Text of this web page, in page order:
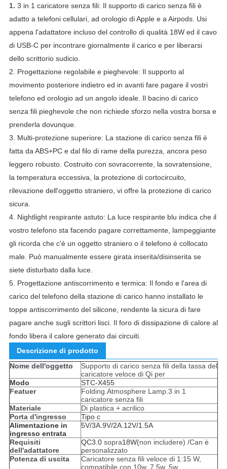
1. 3 in 1 caricatore senza fili: Il supporto di carico senza fili è
adatto a telefoni cellulari, ad orologio di Apple e a Airpods. Usi
appena l'adattatore incluso del controllo di qualità 18W ed il cavo
di USB-C per incontrare giornalmente il carico e per liberarsi
dello scrittorio sudicio.
2. Progettazione regolabile e pieghevole: Il supporto al
movimento posteriore indietro ed in avanti fare pagare il vostri
telefono ed orologio ad un angolo ideale. Il bacino di carico
senza fili pieghevole che non richiede sforzo nella vostra borsa e
prenderla dovunque.
3. Multi-protezione superiore: La stazione di carico senza fili è
fatta da ABS+PC e dal filo di rame della purezza, ancora peso
leggero robusto. Costruito con sovracorrente, la sovratensione,
la temperatura eccessiva, la protezione di cortocircuito,
rilevazione dell'oggetto straniero, vi offre la protezione di carico
sicura.
4. Nightlight respirante astuto: La luce respirante blu indica che il
vostro telefono sta facendo pagare correttamente, lampeggiante
gli ricorda che c'è un oggetto straniero o il telefono è collocato
male. Può manualmente essere girata inserita/disinserita se
siete disturbato dalla luce.
5. Progettazione antiscorrimento e termica: Il fondo e l'area di
carico del telefono della stazione di carico hanno installato le
toppe antiscorrimento del silicone, rendente la sicura di fare
pagare anche sugli scrittori lisci. Il foro di dissipazione di calore al
fondo libera il calore generato dai circuiti.
Descrizione di prodotto
Nome dell'oggetto
Supporto di carico senza fili della tassa del
caricatore veloce di Qi per
Modo
STC-X455
Featuer
Folding.Atmosphere Lamp.3 in 1
caricatore senza fili
Materiale
Di plastica + acrilico
Porta d'ingresso
Tipo c
Alimentazione in
ingresso entrata
5V/3A.9V/2A.12V/1.5A
Requisiti
dell'adattatore
QC3.0sopra18W(non includere) /Can è
personalizzato
Potenza di uscita
Caricatore senza fili veloce di 1:15 W,
compatibile con 10w. 7.5w, 5w.